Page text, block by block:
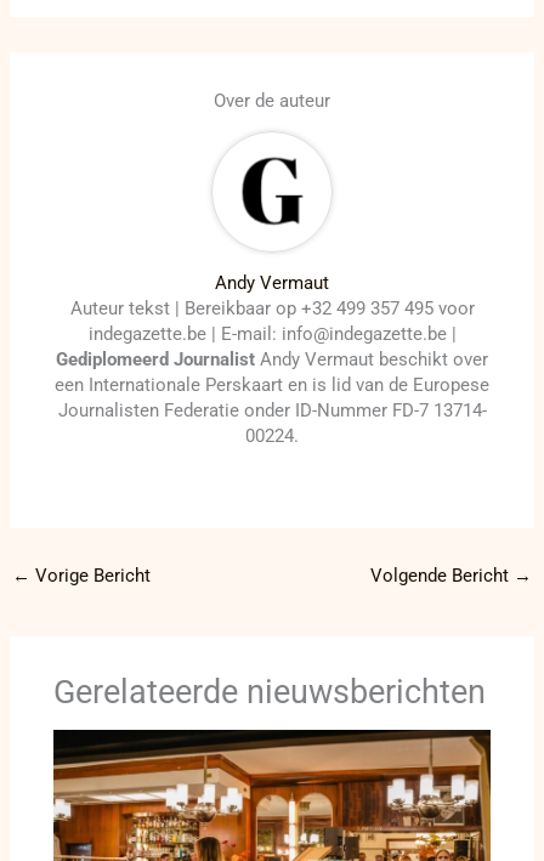
Over de auteur
Andy Vermaut
Auteur tekst | Bereikbaar op +32 499 357 495 voor
indegazette.be | E-mail: info@indegazette.be |
Gediplomeerd Journalist Andy Vermaut beschikt over
een Internationale Perskaart en is lid van de Europese
Journalisten Federatie onder ID-Nummer FD-7 13714-
00224.
← Vorige Bericht Volgende Bericht →
Gerelateerde nieuwsberichten